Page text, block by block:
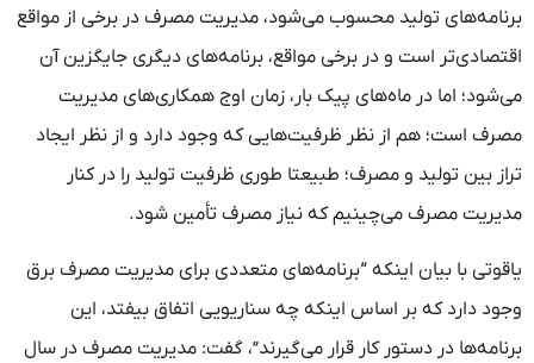
برنامه‌های تولید محسوب می‌شود، مدیریت مصرف در برخی از مواقع
اقتصادی‌تر است و در برخی مواقع، برنامه‌های دیگری جایگزین آن
می‌شود؛ اما در ماه‌های پیک بار، زمان اوج همکاری‌های مدیریت
مصرف است؛ هم از نظر ظرفیت‌هایی که وجود دارد و از نظر ایجاد
تراز بین تولید و مصرف؛ طبیعتا طوری ظرفیت تولید را در کنار
مدیریت مصرف می‌چینیم که نیاز مصرف تأمین شود.
یاقوتی با بیان اینکه “برنامه‌های متعددی برای مدیریت مصرف برق
وجود دارد که بر اساس اینکه چه سناریویی اتفاق بیفتد، این
برنامه‌ها در دستور کار قرار می‌گیرند”، گفت: مدیریت مصرف در سال